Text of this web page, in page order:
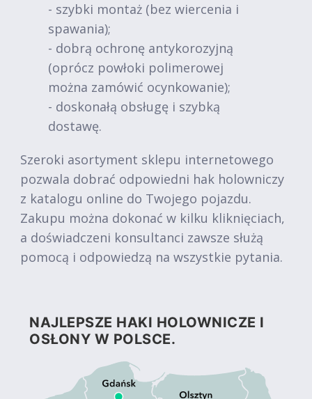
- szybki montaż (bez wiercenia i
spawania);
- dobrą ochronę antykorozyjną
(oprócz powłoki polimerowej
można zamówić ocynkowanie);
- doskonałą obsługę i szybką
dostawę.
Szeroki asortyment sklepu internetowego
pozwala dobrać odpowiedni hak holowniczy
z katalogu online do Twojego pojazdu.
Zakupu można dokonać w kilku kliknięciach,
a doświadczeni konsultanci zawsze służą
pomocą i odpowiedzą na wszystkie pytania.
NAJLEPSZE HAKI HOLOWNICZE I
OSŁONY W POLSCE.